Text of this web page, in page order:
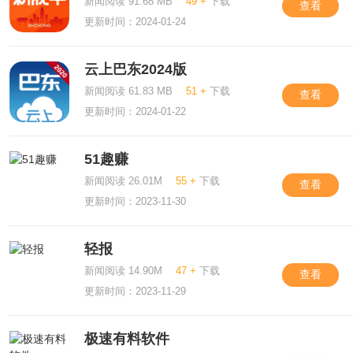
更新时间：2024-01-24
查看
云上巴东2024版
新闻阅读 61.83 MB 51 + 下载
更新时间：2024-01-22
查看
51趣赚
新闻阅读 26.01M 55 + 下载
更新时间：2023-11-30
查看
轻报
新闻阅读 14.90M 47 + 下载
更新时间：2023-11-29
查看
极速有料软件